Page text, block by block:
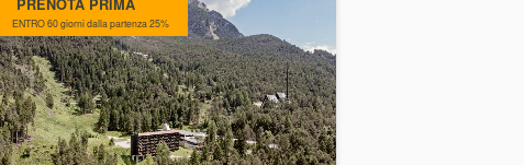
PRENOTA PRIMA
ENTRO 60 giorni dalla partenza 25%